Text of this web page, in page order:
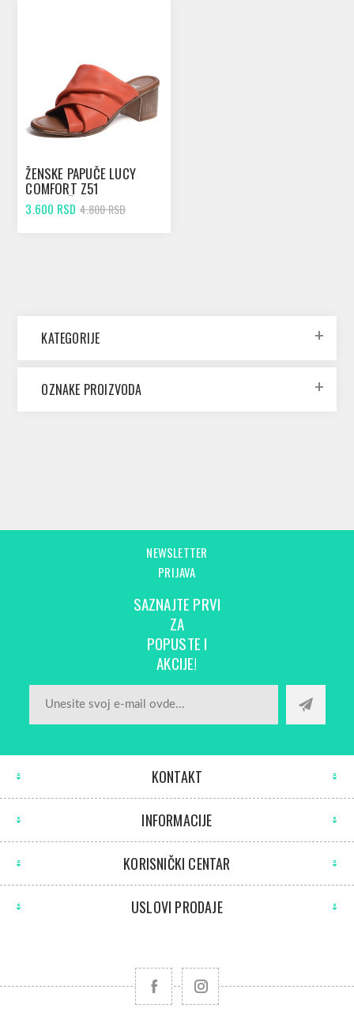
ŽENSKE PAPUČE LUCY
COMFORT Z51
NARANDŽASTE
3.600 RSD 4.800 RSD
KATEGORIJE
OZNAKE PROIZVODA
NEWSLETTER
PRIJAVA
SAZNAJTE PRVI
ZA
POPUSTE I
AKCIJE!
KONTAKT
INFORMACIJE
KORISNIČKI CENTAR
USLOVI PRODAJE